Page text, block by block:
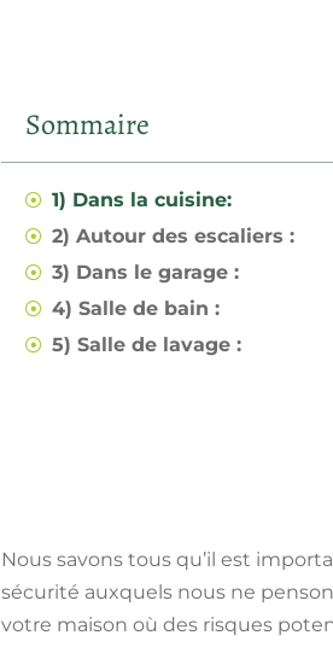
Sommaire
1) Dans la cuisine:
2) Autour des escaliers :
3) Dans le garage :
4) Salle de bain :
5) Salle de lavage :
Nous savons tous qu’il est
sécurité auxquels nous ne
votre maison où des risques